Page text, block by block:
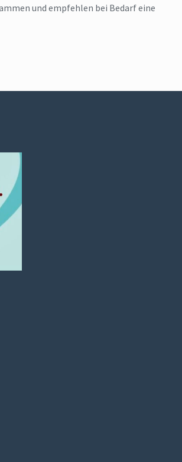
und empfehlen bei Bedarf eine